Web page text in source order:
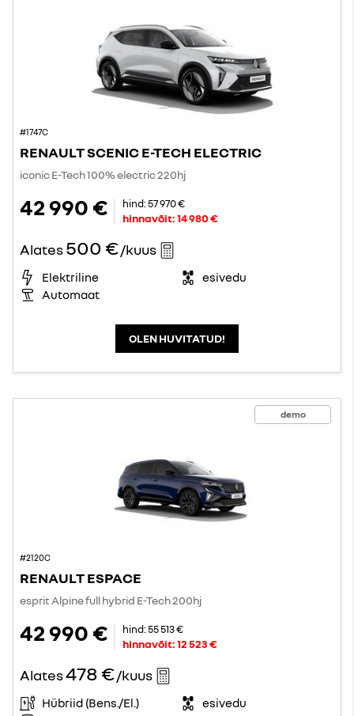
#1747C
RENAULT SCENIC E-TECH ELECTRIC
iconic E-Tech 100% electric 220hj
42 990 € hind:57 970 €
hinnavõit:14 980 €
Alates500 €/kuus
Elektriline
esivedu
Automaat
OLEN HUVITATUD!
demo
#2120C
RENAULT ESPACE
esprit Alpine full hybrid E-Tech 200hj
42 990 € hind:55 513 €
hinnavõit:12 523 €
Alates478 €/kuus
Hübriid (Bens./El.)
esivedu